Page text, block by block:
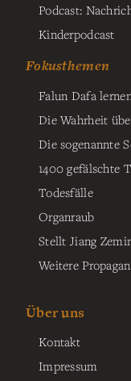
Podcast:
Kinderpodcast
Fokusthemen
Falun Dafa lernen
Die Wahrheit
Die sogenannte
1400 gefälschte
Todesfälle
Organraub
Stellt Jiang
Weitere
Über uns
Kontakt
Impressum